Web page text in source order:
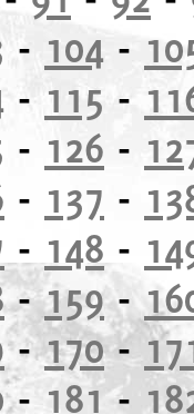
- 104 -
- 115 -
- 126 -
- 137 -
- 148 -
-159-
-170-
- 181-